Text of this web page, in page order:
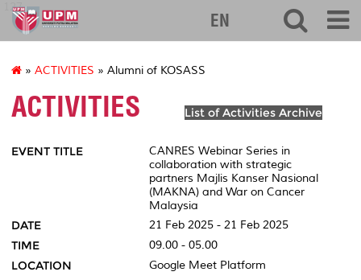
127
EN
» ACTIVITIES » Alumni of KOSASS
ACTIVITIES List of Activities Archive
EVENT TITLE
CANRES Webinar Series in
collaboration with strategic
partners Majlis Kanser Nasional
(MAKNA) and War on Cancer
Malaysia
DATE 21 Feb 2025 - 21 Feb 2025
TIME 09.00 - 05.00
LOCATION Google Meet Platform